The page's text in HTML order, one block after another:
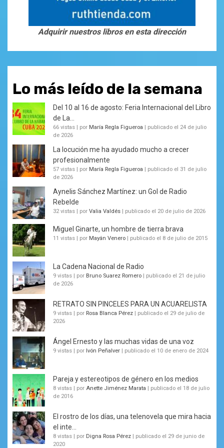
Adquirir nuestros libros en esta dirección
Lo más leído de la semana
Del 10 al 16 de agosto: Feria Internacional del Libro
de La...
66 vistas | por María Regla Figueroa | publicado el 24 de julio
de 2026
La locución me ha ayudado mucho a crecer
profesionalmente
57 vistas | por María Regla Figueroa | publicado el 31 de julio
de 2026
Aynelis Sánchez Martínez: un Gol de Radio
Rebelde
32 vistas | por Valia Valdés | publicado el 20 de julio de 2026
Miguel Ginarte, un hombre de tierra brava
11 vistas | por Mayán Venero | publicado el 8 de julio de 2015
La Cadena Nacional de Radio
9 vistas | por Bruno Suarez Romero | publicado el 21 de julio
de 2026
RETRATO SIN PINCELES PARA UN ACUARELISTA
9 vistas | por Rosa Blanca Pérez | publicado el 29 de julio de
2026
Ángel Ernesto y las muchas vidas de una voz
9 vistas | por Ivón Peñalver | publicado el 10 de enero de 2024
Pareja y estereotipos de género en los medios
8 vistas | por Anette Jiménez Marata | publicado el 18 de julio
de 2016
El rostro de los días, una telenovela que mira hacia
el inte...
8 vistas | por Digna Rosa Pérez | publicado el 29 de junio de
2020